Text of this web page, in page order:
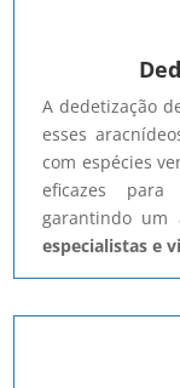
A dedetização
esses
com espécies
eficazes
garantindo um
especialistas e